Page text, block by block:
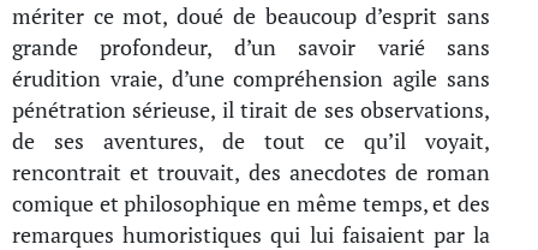
mériter ce mot, doué de beaucoup d’esprit sans
grande profondeur, d’un savoir varié sans
érudition vraie, d’une compréhension agile sans
pénétration sérieuse, il tirait de ses observations,
de ses aventures, de tout ce qu’il voyait,
rencontrait et trouvait, des anecdotes de roman
comique et philosophique en même temps, et des
remarques humoristiques qui lui faisaient par la